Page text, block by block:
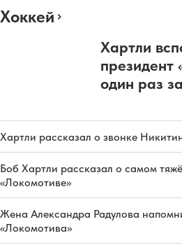
Хоккей
Хартли
президент
один раз
Хартли рассказал о звонке
Боб Хартли рассказал о самом
«Локомотиве»
Жена Александра Радулова
«Локомотива»